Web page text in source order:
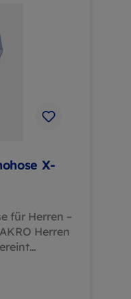
X-
für Herren –
Herren